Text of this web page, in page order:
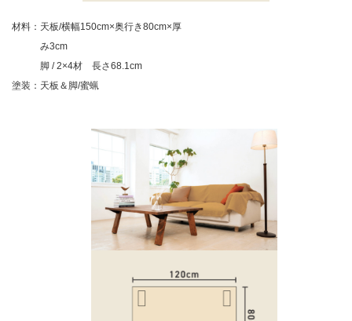
材料：天板/横幅150cm×奥行き80cm×厚
み3cm
脚 / 2×4材 長さ68.1cm
塗装：天板＆脚/蜜蝋